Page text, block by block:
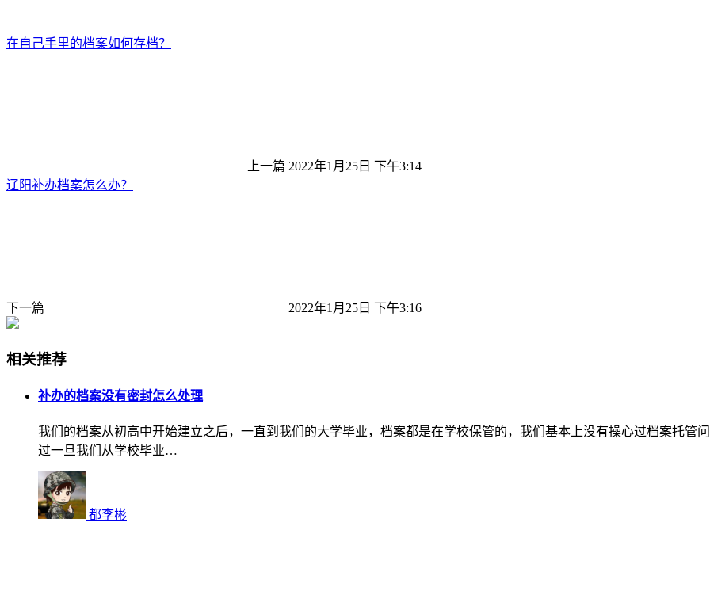
在自己手里的档案如何存档？
上一篇 2022年1月25日 下午3:14
辽阳补办档案怎么办？
下一篇 2022年1月25日 下午3:16
相关推荐
补办的档案没有密封怎么处理
我们的档案从初高中开始建立之后，一直到我们的大学毕业，档案都是在学校保管的，我们基本上没有操心过档案托管
过一旦我们从学校毕业…
都李彬